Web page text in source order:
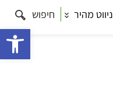
ניווט מהיר חיפוש